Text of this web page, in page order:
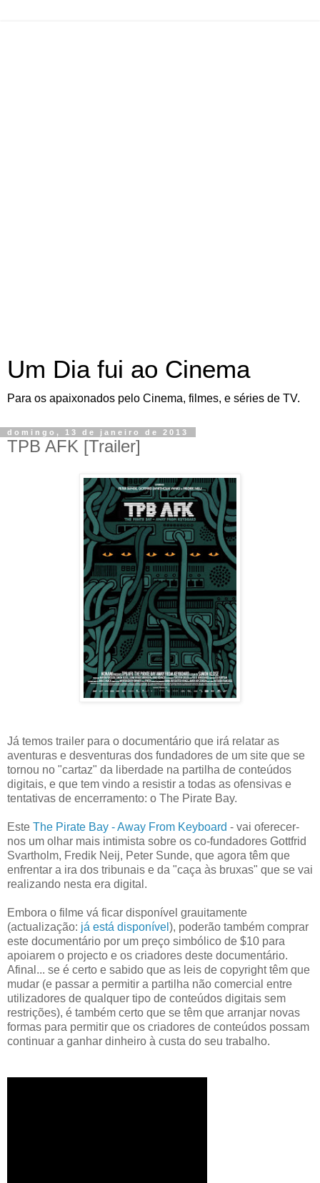
Um Dia fui ao Cinema
Para os apaixonados pelo Cinema, filmes, e séries de TV.
domingo, 13 de janeiro de 2013
TPB AFK [Trailer]
Já temos trailer para o documentário que irá relatar as
aventuras e desventuras dos fundadores de um site que se
tornou no "cartaz" da liberdade na partilha de conteúdos
digitais, e que tem vindo a resistir a todas as ofensivas e
tentativas de encerramento: o The Pirate Bay.
Este The Pirate Bay - Away From Keyboard - vai oferecer-
nos um olhar mais intimista sobre os co-fundadores Gottfrid
Svartholm, Fredik Neij, Peter Sunde, que agora têm que
enfrentar a ira dos tribunais e da "caça às bruxas" que se vai
realizando nesta era digital.
Embora o filme vá ficar disponível grauitamente
(actualização: já está disponível ), poderão também comprar
este documentário por um preço simbólico de $10 para
apoiarem o projecto e os criadores deste documentário.
Afinal... se é certo e sabido que as leis de copyright têm que
mudar (e passar a permitir a partilha não comercial entre
utilizadores de qualquer tipo de conteúdos digitais sem
restrições), é também certo que se têm que arranjar novas
formas para permitir que os criadores de conteúdos possam
continuar a ganhar dinheiro à custa do seu trabalho.